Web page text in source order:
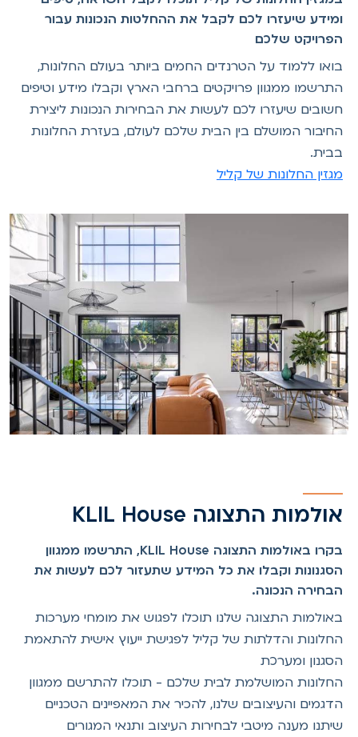
ומידע שיעזרו לכם לקבל את ההחלטות הנכונות עבור
הפרויקט שלכם
בואו ללמוד על הטרנדים החמים ביותר בעולם החלונות,
התרשמו ממגוון פרויקטים ברחבי הארץ וקבלו מידע וטיפים
חשובים שיעזרו לכם לעשות את הבחירות הנכונות ליצירת
החיבור המושלם בין הבית שלכם לעולם, בעזרת החלונות
בבית.
מגזין החלונות של קליל
אולמות התצוגה KLIL House
בקרו באולמות התצוגה KLIL House, התרשמו ממגוון
הסגנונות וקבלו את כל המידע שתעזור לכם לעשות את
הבחירה הנכונה.
באולמות התצוגה שלנו תוכלו לפגוש את מומחי מערכות
החלונות והדלתות של קליל לפגישת ייעוץ אישית להתאמת
הסגנון ומערכת
החלונות המושלמת לבית שלכם - תוכלו להתרשם ממגוון
הדגמים והעיצובים שלנו, להכיר את המאפיינים הטכניים
שיתנו מענה מיטבי לבחירות העיצוב ותנאי המגורים